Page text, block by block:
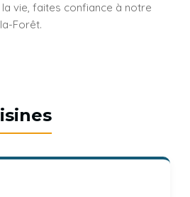
vie, faites confiance à notre
Forêt.